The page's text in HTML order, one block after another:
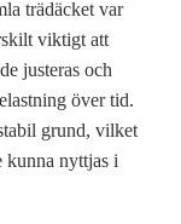
trädäcket var
viktigt att
justeras och
över tid.
grund, vilket
kunna nyttjas i